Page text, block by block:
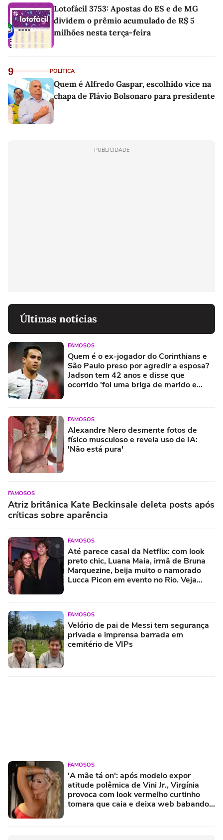
Lotofácil 3753: Apostas do ES e de MG
dividem o prêmio acumulado de R$ 5
milhões nesta terça-feira
9 POLÍTICA
Quem é Alfredo Gaspar, escolhido vice na
chapa de Flávio Bolsonaro para presidente
PUBLICIDADE
Últimas notícias
FAMOSOS
Quem é o ex-jogador do Corinthians e
São Paulo preso por agredir a esposa?
Jadson tem 42 anos e disse que
ocorrido 'foi uma briga de marido e
FAMOSOS
Alexandre Nero desmente fotos de
físico musculoso e revela uso de IA:
'Não está pura'
FAMOSOS
Atriz britânica Kate Beckinsale deleta posts após
críticas sobre aparência
FAMOSOS
Até parece casal da Netflix: com look
preto chic, Luana Maia, irmã de Bruna
Marquezine, beija muito o namorado
Lucca Picon em evento no Rio. Veja
FAMOSOS
Velório de pai de Messi tem segurança
privada e imprensa barrada em
cemitério de VIPs
FAMOSOS
'A mãe tá on': após modelo expor
atitude polêmica de Vini Jr., Virgínia
provoca com look vermelho curtinho
tomara que caia e deixa web babando.